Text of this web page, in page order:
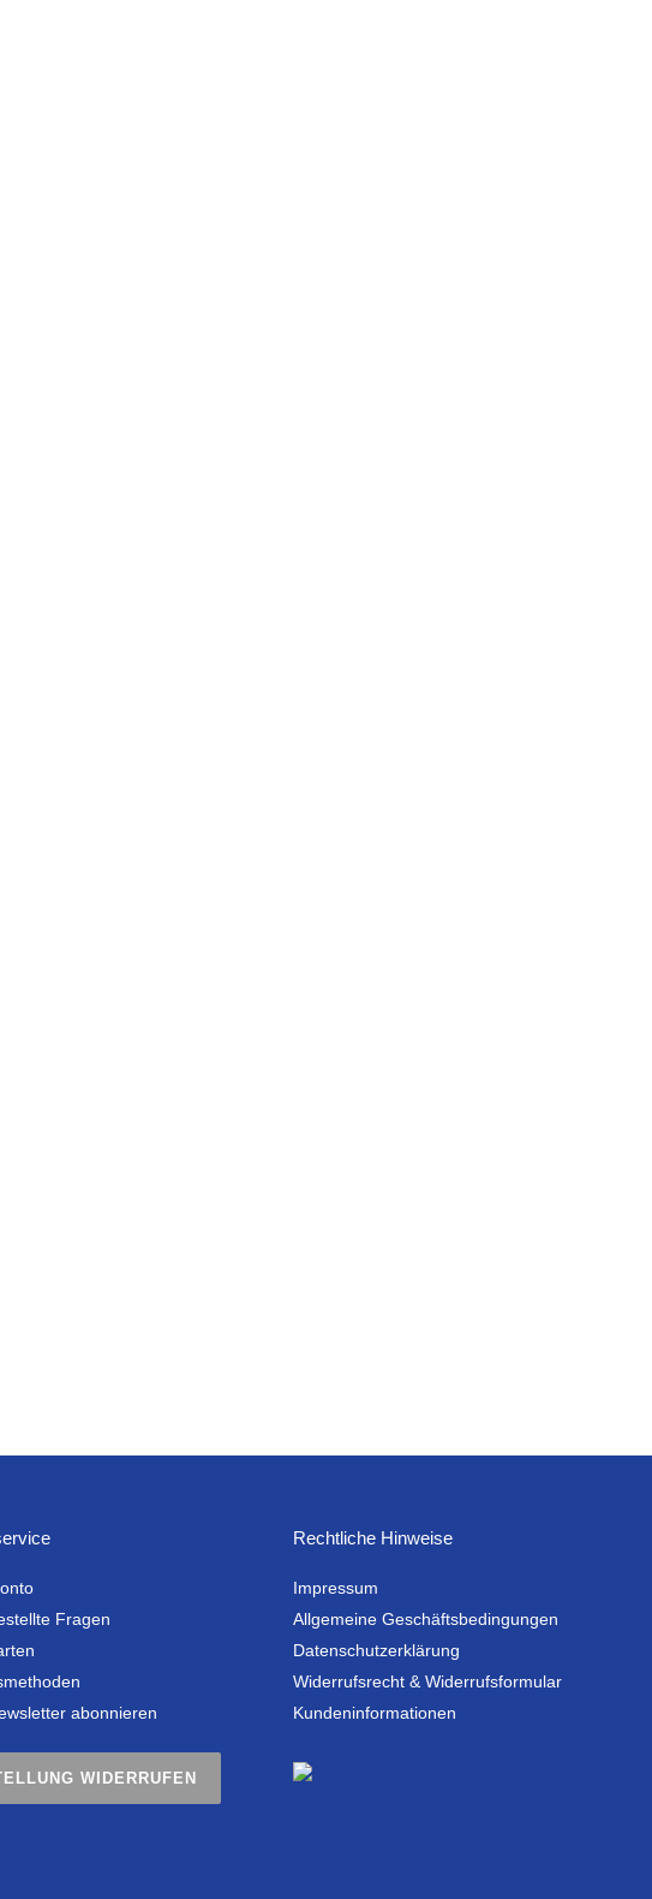
Fragen
abonnieren
WIDERRUFEN
Rechtliche Hinweise
Impressum
Allgemeine Geschäftsbedingungen
Datenschutzerklärung
Widerrufsrecht & Widerrufsformular
Kundeninformationen